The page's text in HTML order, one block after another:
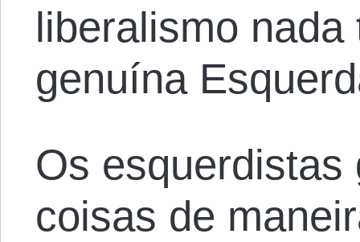
liberalismo
genuína
Os
coisas de